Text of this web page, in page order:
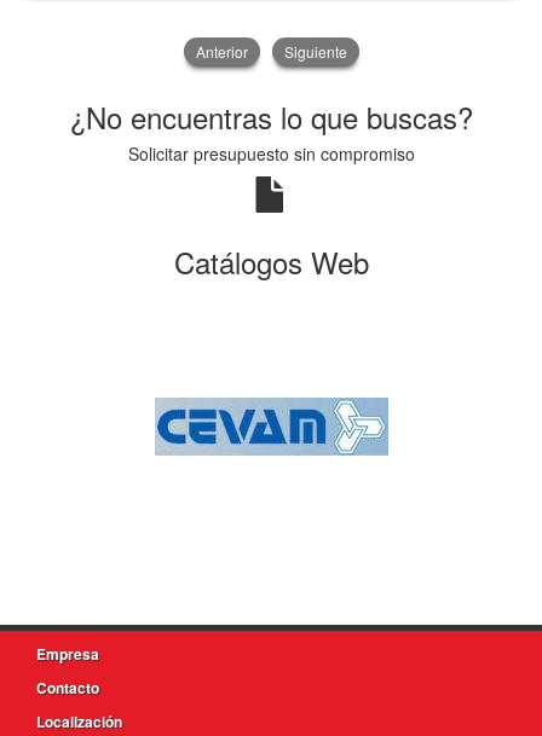
Anterior Siguiente
¿No encuentras lo que buscas?
Solicitar presupuesto sin compromiso
Catálogos Web
Empresa
Contacto
Localización